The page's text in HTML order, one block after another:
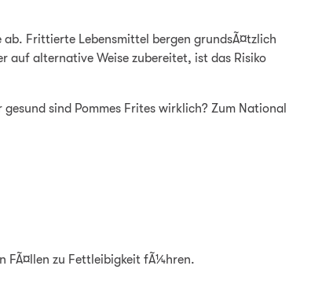
Frittierte Lebensmittel bergen grundsÃ¤tzlich
auf alternative Weise zubereitet, ist das Risiko
sind Pommes Frites wirklich? Zum National
FÃ¤llen zu Fettleibigkeit fÃ¼hren.